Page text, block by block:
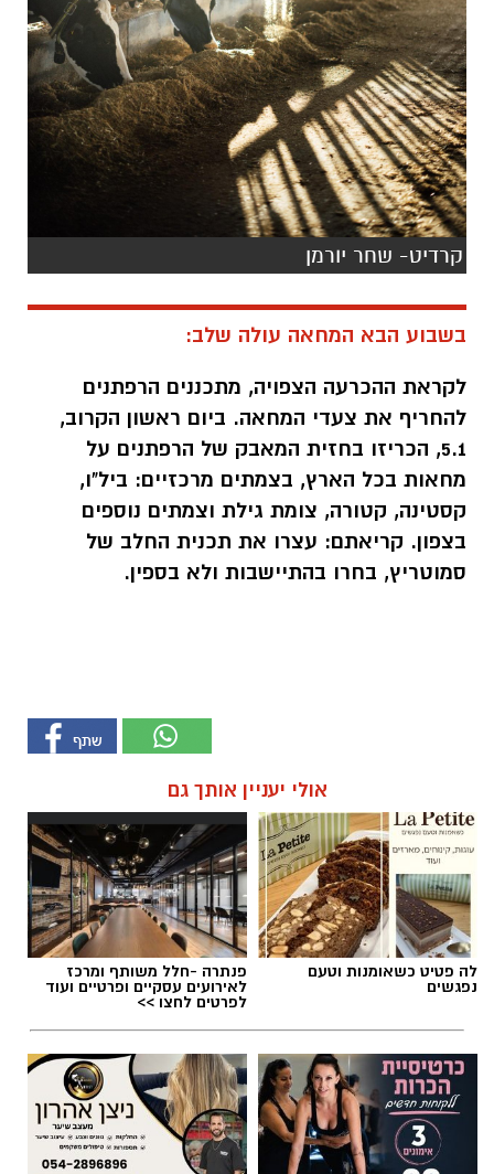
קרדיט- שחר יורמן
בשבוע הבא המחאה עולה שלב:
לקראת ההכרעה הצפויה, מתכננים הרפתנים
להחריף את צעדי המחאה. ביום ראשון הקרוב,
5.1, הכריזו בחזית המאבק של הרפתנים על
מחאות בכל הארץ, בצמתים מרכזיים: ביל"ו,
קסטינה, קטורה, צומת גילת וצמתים נוספים
בצפון. קריאתם: עצרו את תכנית החלב של
סמוטריץ, בחרו בהתיישבות ולא בספין.
אולי יעניין אותך גם
לה פטיט כשאומנות וטעם
נפגשים
פנתרה -חלל משותף ומרכז
לאירועים עסקיים ופרטיים ועוד
לפרטים לחצו >>